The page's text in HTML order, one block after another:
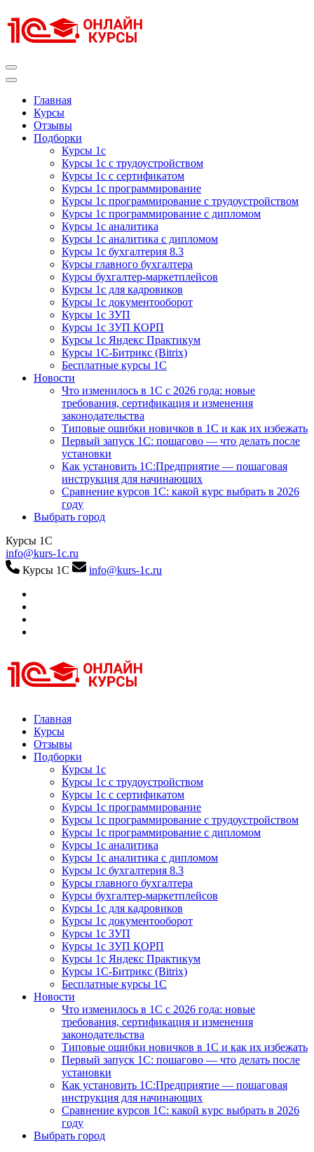
к
содержимому
Главная
Курсы
Отзывы
Подборки
Курсы 1с
Курсы 1с с трудоустройством
Курсы 1с с сертификатом
Курсы 1с программирование
Курсы 1с программирование с трудоустройством
Курсы 1с программирование с дипломом
Курсы 1с аналитика
Курсы 1с аналитика с дипломом
Курсы 1с бухгалтерия 8.3
Курсы главного бухгалтера
Курсы бухгалтер-маркетплейсов
Курсы 1с для кадровиков
Курсы 1с документооборот
Курсы 1с ЗУП
Курсы 1с ЗУП КОРП
Курсы 1с Яндекс Практикум
Курсы 1С-Битрикс (Bitrix)
Бесплатные курсы 1С
Новости
Что изменилось в 1С с 2026 года: новые
требования, сертификация и изменения
законодательства
Типовые ошибки новичков в 1С и как их избежать
Первый запуск 1С: пошагово — что делать после
установки
Как установить 1С:Предприятие — пошаговая
инструкция для начинающих
Сравнение курсов 1С: какой курс выбрать в 2026
году
Выбрать город
Курсы 1С
info@kurs-1c.ru
Курсы 1С
info@kurs-1c.ru
Курсы 1С
Курсы 1С официальная сертификация
Главная
Курсы
Отзывы
Подборки
Курсы 1с
Курсы 1с с трудоустройством
Курсы 1с с сертификатом
Курсы 1с программирование
Курсы 1с программирование с трудоустройством
Курсы 1с программирование с дипломом
Курсы 1с аналитика
Курсы 1с аналитика с дипломом
Курсы 1с бухгалтерия 8.3
Курсы главного бухгалтера
Курсы бухгалтер-маркетплейсов
Курсы 1с для кадровиков
Курсы 1с документооборот
Курсы 1с ЗУП
Курсы 1с ЗУП КОРП
Курсы 1с Яндекс Практикум
Курсы 1С-Битрикс (Bitrix)
Бесплатные курсы 1С
Новости
Что изменилось в 1С с 2026 года: новые
требования, сертификация и изменения
законодательства
Типовые ошибки новичков в 1С и как их избежать
Первый запуск 1С: пошагово — что делать после
установки
Как установить 1С:Предприятие — пошаговая
инструкция для начинающих
Сравнение курсов 1С: какой курс выбрать в 2026
году
Выбрать город